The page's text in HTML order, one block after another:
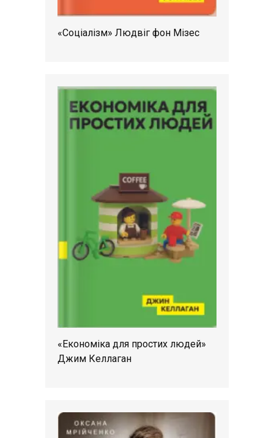
«Соціалізм» Людвіг фон Мізес
«Економіка для простих людей»
Джим Келлаган